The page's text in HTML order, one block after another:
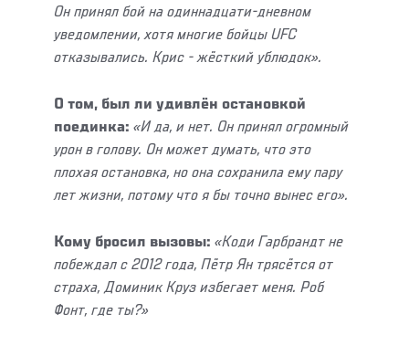
Он принял бой на одиннадцати-дневном
уведомлении, хотя многие бойцы UFC
отказывались. Крис - жёсткий ублюдок».
О том, был ли удивлён остановкой
поединка:«И да, и нет. Он принял огромный
урон в голову. Он может думать, что это
плохая остановка, но она сохранила ему пару
лет жизни, потому что я бы точно вынес его».
Кому бросил вызовы:«Коди Гарбрандт не
побеждал с 2012 года, Пётр Ян трясётся от
страха, Доминик Круз избегает меня. Роб
Фонт, где ты?»